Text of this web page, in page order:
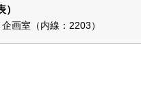
画室（内線：2203）